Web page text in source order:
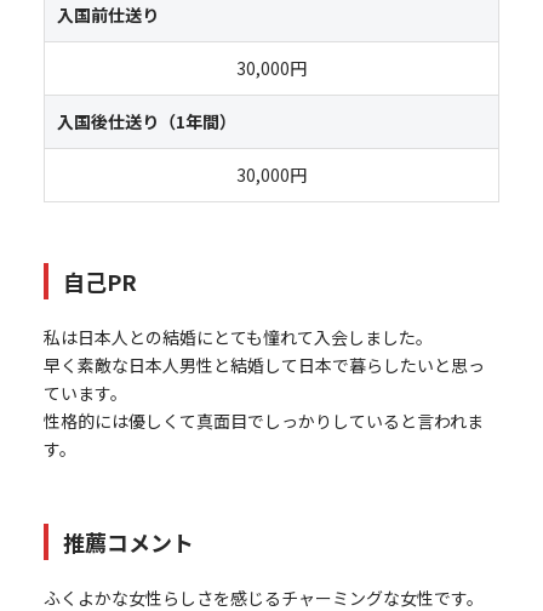
入国前仕送り
30,000円
入国後仕送り（1年間）
30,000円
自己PR
私は日本人との結婚にとても憧れて入会しました。
早く素敵な日本人男性と結婚して日本で暮らしたいと思っ
ています。
性格的には優しくて真面目でしっかりしていると言われま
す。
推薦コメント
ふくよかな女性らしさを感じるチャーミングな女性です。